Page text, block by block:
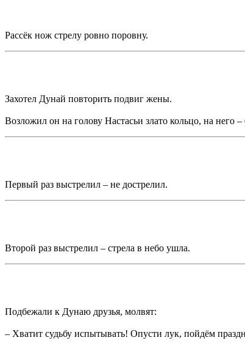
Рассёк нож стрелу ровно поровну.
Захотел Дунай повторить подвиг жены.
Возложил он на голову Настасьи злато кольцо, на него
Первый раз выстрелил – не дострелил.
Второй раз выстрелил – стрела в небо ушла.
Подбежали к Дунаю друзья, молвят:
– Хватит судьбу испытывать! Опусти лук, пойдём